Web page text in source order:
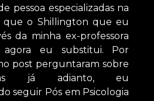
pessoa especializadas na
que o Shillington que eu
da minha ex-professora
eu substitui. Por
post perguntaram sobre
já adianto, eu
seguir Pós em Psicologia